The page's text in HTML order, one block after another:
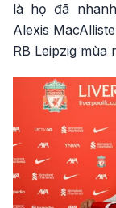
là họ đã
Alexis
RB Leipzig mùa